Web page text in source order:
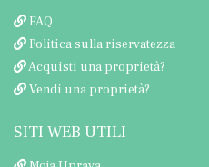
FAQ
Politica sulla riservatezza
Acquisti una proprietà?
Vendi una proprietà?
SITI WEB UTILI